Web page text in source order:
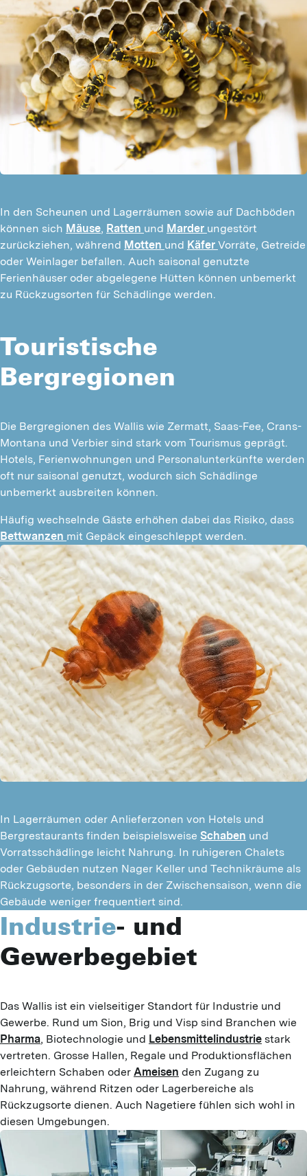
In den Scheunen und Lagerräumen sowie auf Dachböden
können sich Mäuse, Ratten und Marder ungestört
zurückziehen, während Motten und Käfer Vorräte, Getreide
oder Weinlager befallen. Auch saisonal genutzte
Ferienhäuser oder abgelegene Hütten können unbemerkt
zu Rückzugsorten für Schädlinge werden.
Touristische
Bergregionen
Die Bergregionen des Wallis wie Zermatt, Saas-Fee, Crans-
Montana und Verbier sind stark vom Tourismus geprägt.
Hotels, Ferienwohnungen und Personalunterkünfte werden
oft nur saisonal genutzt, wodurch sich Schädlinge
unbemerkt ausbreiten können.
Bettwanzen mit Gepäck eingeschleppt werden.
In Lagerräumen oder Anlieferzonen von Hotels und
Bergrestaurants finden beispielsweise Schaben und
Vorratsschädlinge leicht Nahrung. In ruhigeren Chalets
oder Gebäuden nutzen Nager Keller und Technikräume als
Rückzugsorte, besonders in der Zwischensaison, wenn die
Gebäude weniger frequentiert sind.
Industrie- und
Gewerbegebiet
Das Wallis ist ein vielseitiger Standort für Industrie und
Pharma, Biotechnologie und Lebensmittelindustrie stark
vertreten. Grosse Hallen, Regale und Produktionsflächen
erleichtern Schaben oder Ameisen den Zugang zu
Nahrung, während Ritzen oder Lagerbereiche als
Rückzugsorte dienen. Auch Nagetiere fühlen sich wohl in
diesen Umgebungen.